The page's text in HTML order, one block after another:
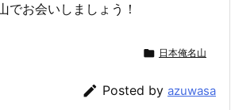
でお会いしましょう！
 日本俺名山
 Posted by azuwasa